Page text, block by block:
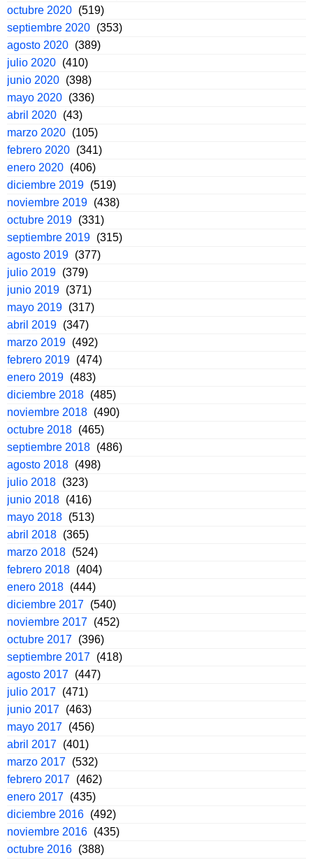
octubre 2020 (519)
septiembre 2020 (353)
agosto 2020 (389)
julio 2020 (410)
junio 2020 (398)
mayo 2020 (336)
abril 2020 (43)
marzo 2020 (105)
febrero 2020 (341)
enero 2020 (406)
diciembre 2019 (519)
noviembre 2019 (438)
octubre 2019 (331)
septiembre 2019 (315)
agosto 2019 (377)
julio 2019 (379)
junio 2019 (371)
mayo 2019 (317)
abril 2019 (347)
marzo 2019 (492)
febrero 2019 (474)
enero 2019 (483)
diciembre 2018 (485)
noviembre 2018 (490)
octubre 2018 (465)
septiembre 2018 (486)
agosto 2018 (498)
julio 2018 (323)
junio 2018 (416)
mayo 2018 (513)
abril 2018 (365)
marzo 2018 (524)
febrero 2018 (404)
enero 2018 (444)
diciembre 2017 (540)
noviembre 2017 (452)
octubre 2017 (396)
septiembre 2017 (418)
agosto 2017 (447)
julio 2017 (471)
junio 2017 (463)
mayo 2017 (456)
abril 2017 (401)
marzo 2017 (532)
febrero 2017 (462)
enero 2017 (435)
diciembre 2016 (492)
noviembre 2016 (435)
octubre 2016 (388)